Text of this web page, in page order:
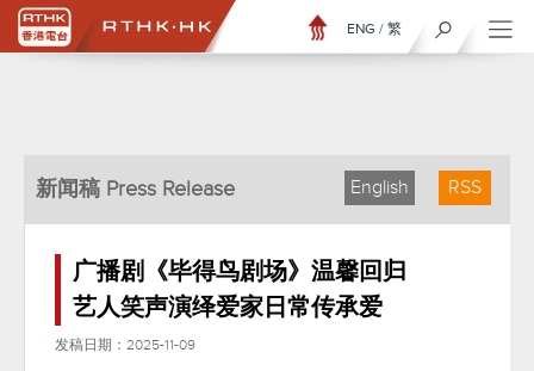
ENG / 繁
新闻稿 Press Release RSS
English
广播剧《毕得鸟剧场》温馨回归
艺人笑声演绎爱家日常传承爱
发稿日期：2025-11-09